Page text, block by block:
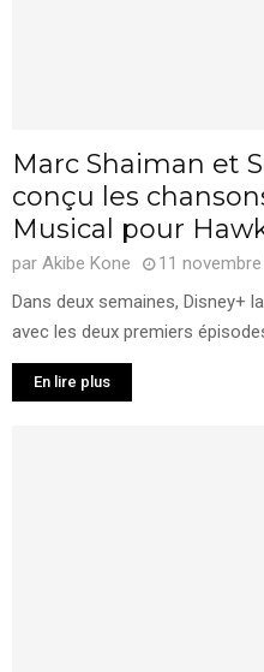
Marc Shaiman et
conçu les
Musical pour
par Akibe Kone
11 novembre
Dans deux semaines, Disney+
avec les deux premiers
En lire plus